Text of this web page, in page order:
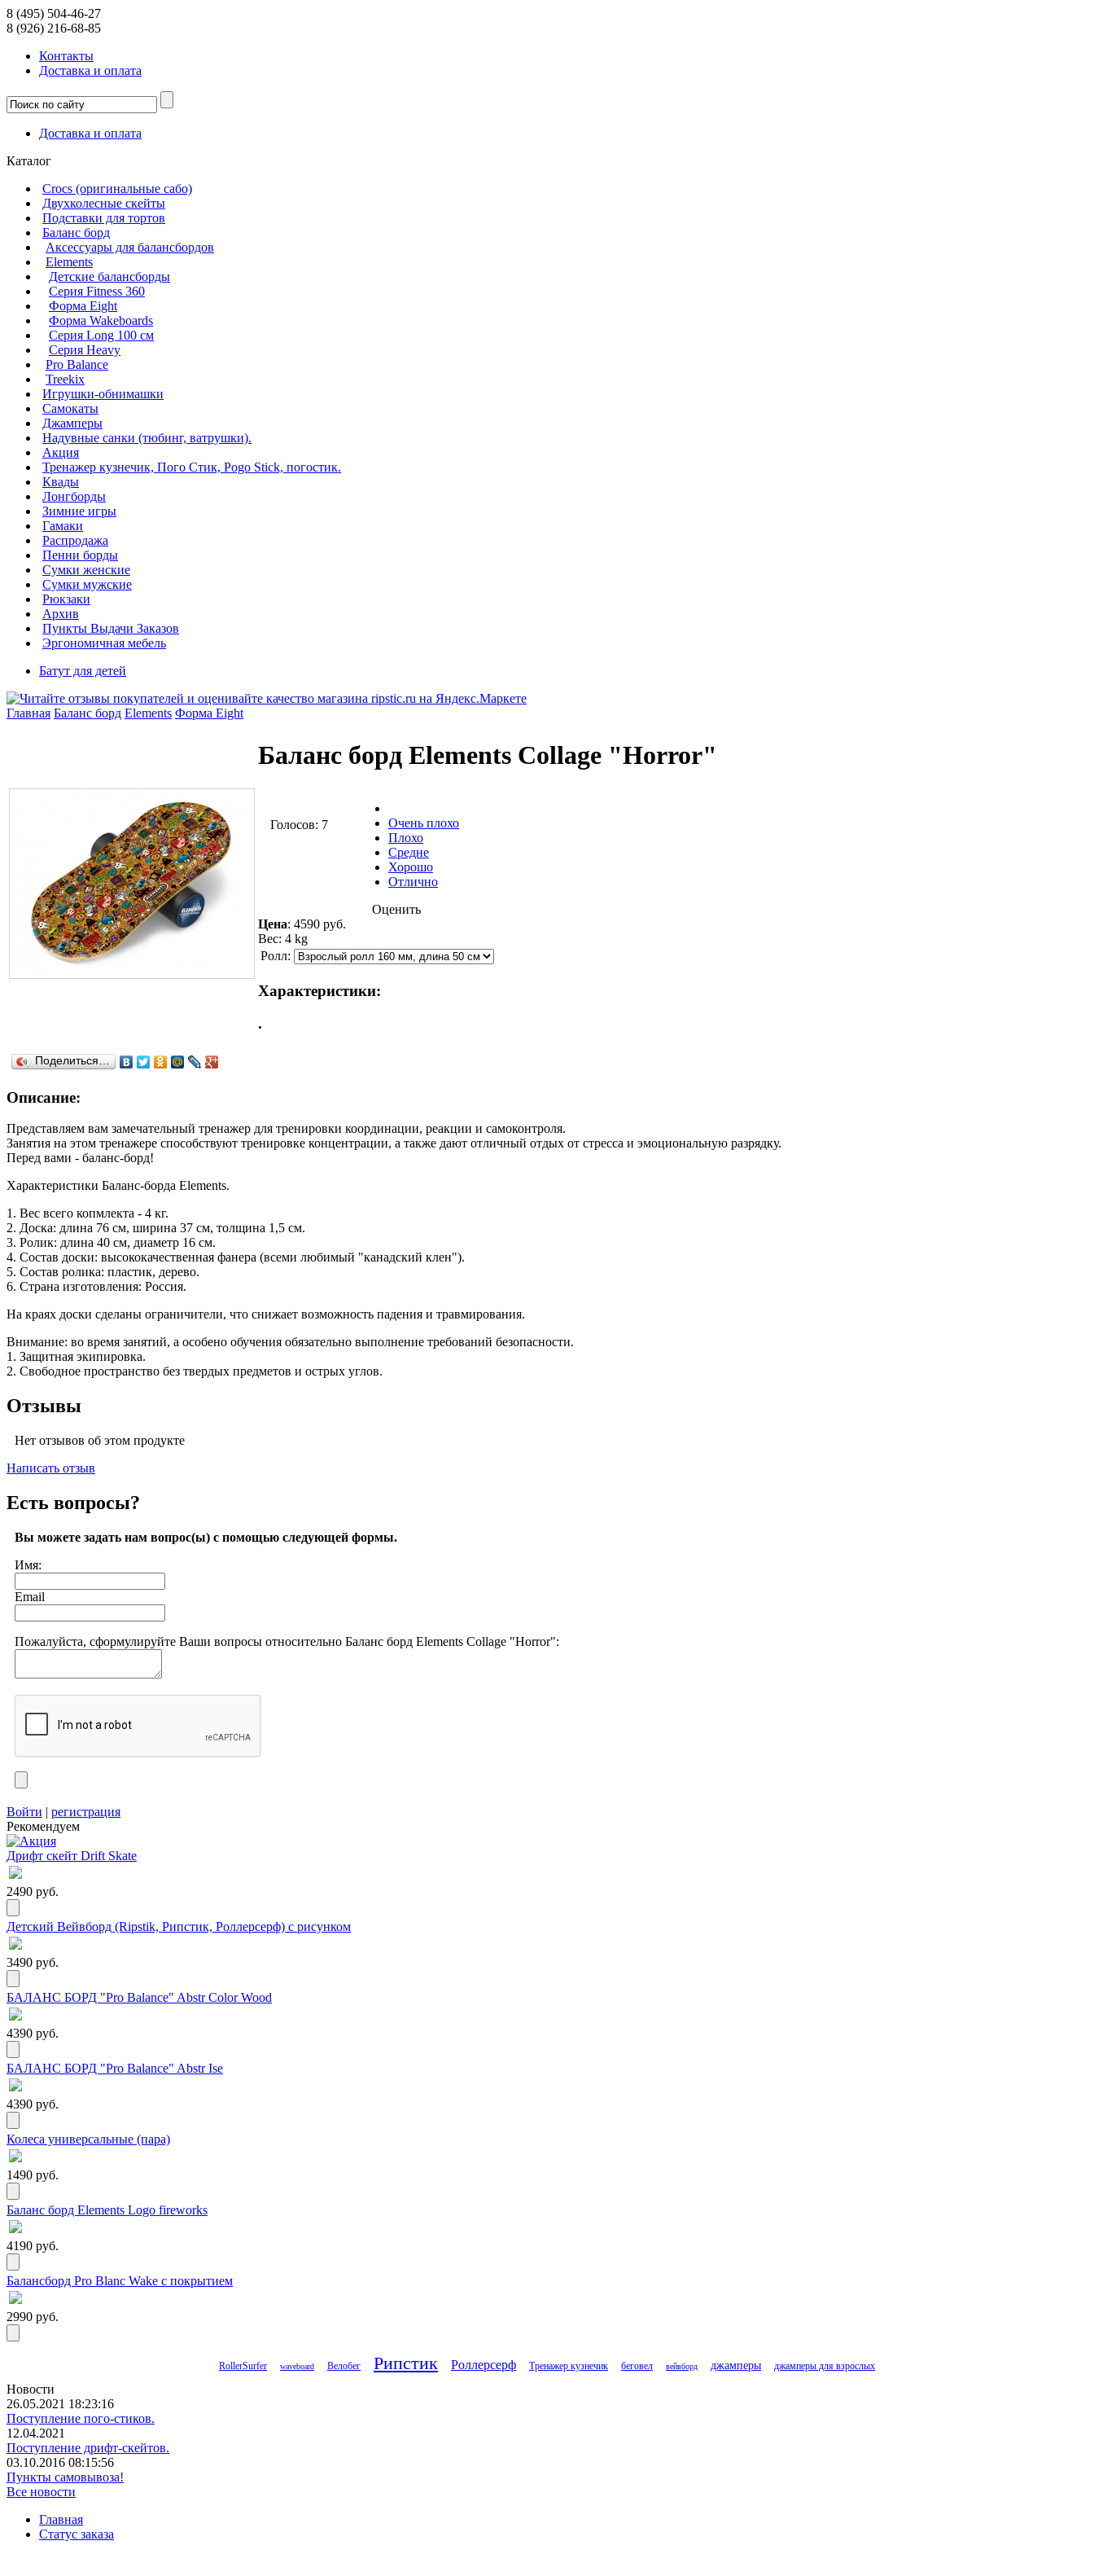
8 (495) 504-46-27
8 (926) 216-68-85
Контакты
Доcтавка и оплата
Доcтавка и оплата
Каталог
Crocs (оригинальные сабо)
Двухколесные скейты
Подставки для тортов
Баланс борд
Аксессуары для балансбордов
Elements
Детские балансборды
Серия Fitness 360
Форма Eight
Форма Wakeboards
Серия Long 100 см
Серия Heavy
Pro Balance
Treekix
Игрушки-обнимашки
Самокаты
Джамперы
Надувные санки (тюбинг, ватрушки).
Акция
Тренажер кузнечик, Пого Стик, Pogo Stick, погостик.
Квады
Лонгборды
Зимние игры
Гамаки
Распродажа
Пенни борды
Сумки женские
Сумки мужские
Рюкзаки
Архив
Пункты Выдачи Заказов
Эргономичная мебель
Батут для детей
Главная Баланс борд Elements Форма Eight
Баланс борд Elements Collage "Horror"
Голосов: 7
Очень плохо
Плохо
Средне
Хорошо
Отлично
Оценить
Цена: 4590 руб.
Вес: 4 kg
Ролл:
Характеристики:
.
Поделиться…
Описание:
Представляем вам замечательный тренажер для тренировки координации, реакции и самоконтроля.
Занятия на этом тренажере способствуют тренировке концентрации, а также дают отличный отдых от стресса и эмоциональную разрядку.
Перед вами - баланс-борд!
Характеристики Баланс-борда Elements.
1. Вес всего копмлекта - 4 кг.
2. Доска: длина 76 см, ширина 37 см, толщина 1,5 см.
3. Ролик: длина 40 см, диаметр 16 см.
4. Состав доски: высококачественная фанера (всеми любимый "канадский клен").
5. Состав ролика: пластик, дерево.
6. Страна изготовления: Россия.
На краях доски сделаны ограничители, что снижает возможность падения и травмирования.
Внимание: во время занятий, а особено обучения обязательно выполнение требований безопасности.
1. Защитная экипировка.
2. Свободное пространство без твердых предметов и острых углов.
Отзывы
Нет отзывов об этом продукте
Написать отзыв
Есть вопросы?
Вы можете задать нам вопрос(ы) с помощью следующей формы.
Имя:
Email
Пожалуйста, сформулируйте Ваши вопросы относительно Баланс борд Elements Collage "Horror":
Войти | регистрация
Рекомендуем
Дрифт скейт Drift Skate
2490 руб.
Детский Вейвборд (Ripstik, Рипстик, Роллерсерф) с рисунком
3490 руб.
БАЛАНС БОРД "Pro Balance" Abstr Color Wood
4390 руб.
БАЛАНС БОРД "Pro Balance" Abstr Ise
4390 руб.
Колеса универсальные (пара)
1490 руб.
Баланс борд Elements Logo fireworks
4190 руб.
Балансборд Pro Blanc Wake с покрытием
2990 руб.
RollerSurfer waveboard Велобег Рипстик Роллерсерф Тренажер кузнечик беговел вейвборд джамперы джамперы для взрослых
Новости
26.05.2021 18:23:16
Поступление пого-стиков.
12.04.2021
Поступление дрифт-скейтов.
03.10.2016 08:15:56
Пункты самовывоза!
Все новости
Главная
Статус заказа